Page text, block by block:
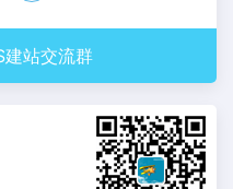
建站交流群